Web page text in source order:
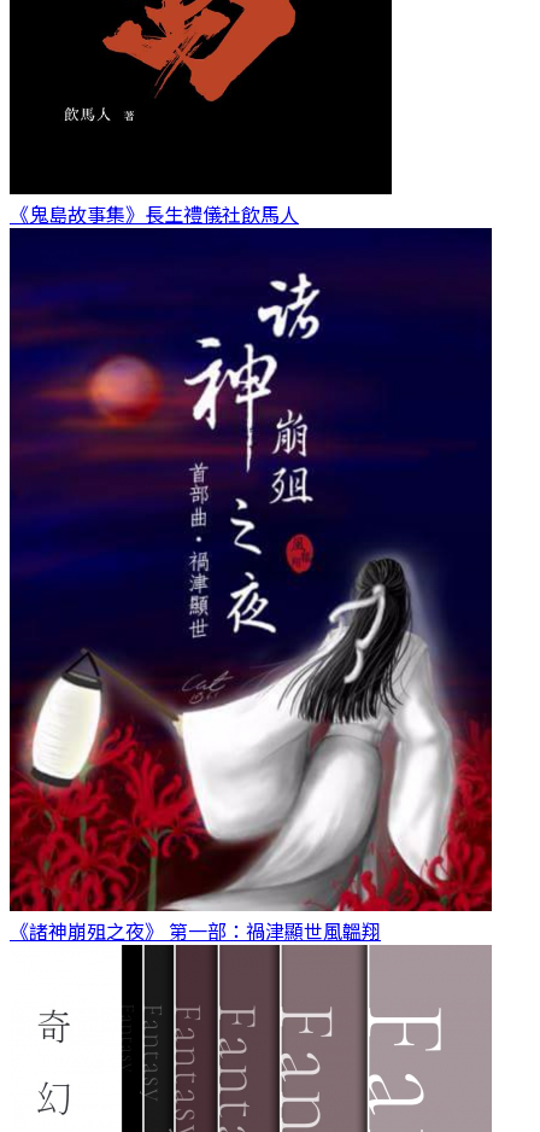
《鬼島故事集》長生禮儀社飲馬人
《諸神崩殂之夜》 第一部：禍津顯世風韞翔